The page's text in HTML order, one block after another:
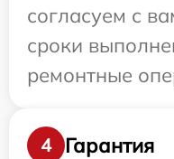
согласуем с
сроки
ремонтные
4
Гарантия